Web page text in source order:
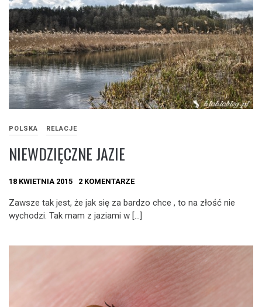
POLSKA RELACJE
NIEWDZIĘCZNE JAZIE
18 KWIETNIA 2015 2 KOMENTARZE
Zawsze tak jest, że jak się za bardzo chce , to na złość nie
wychodzi. Tak mam z jaziami w […]